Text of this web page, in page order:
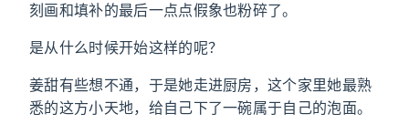
刻画和填补的最后一点点假象也粉碎了。
是从什么时候开始这样的呢？
姜甜有些想不通，于是她走进厨房，这个家里她最熟
悉的这方小天地，给自己下了一碗属于自己的泡面。